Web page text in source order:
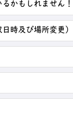
かもしれません！
時及び場所変更）